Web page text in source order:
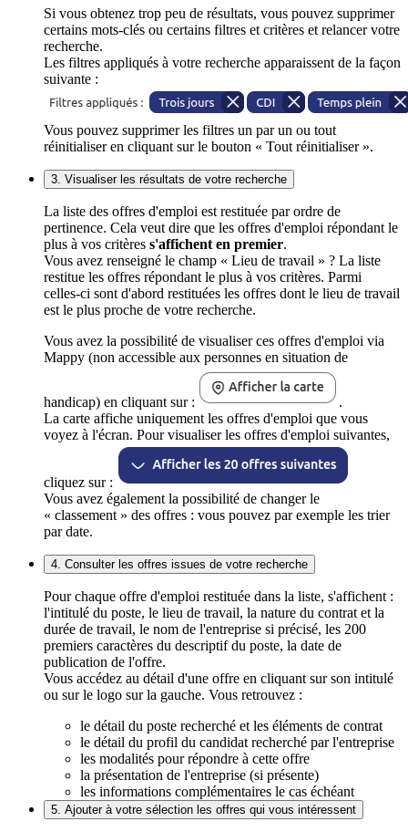
Si vous obtenez trop peu de résultats, vous pouvez supprimer
certains mots-clés ou certains filtres et critères et relancer votre
recherche.
Les filtres appliqués à votre recherche apparaissent de la façon
suivante :
Vous pouvez supprimer les filtres un par un ou tout
réinitialiser en cliquant sur le bouton « Tout réinitialiser ».
3. Visualiser les résultats de votre recherche
La liste des offres d'emploi est restituée par ordre de
pertinence. Cela veut dire que les offres d'emploi répondant le
plus à vos critères s'affichent en premier.
Vous avez renseigné le champ « Lieu de travail » ? La liste
restitue les offres répondant le plus à vos critères. Parmi
celles-ci sont d'abord restituées les offres dont le lieu de travail
est le plus proche de votre recherche.
Vous avez la possibilité de visualiser ces offres d'emploi via
Mappy (non accessible aux personnes en situation de
handicap) en cliquant sur :
.
La carte affiche uniquement les offres d'emploi que vous
voyez à l'écran. Pour visualiser les offres d'emploi suivantes,
cliquez sur :
Vous avez également la possibilité de changer le
« classement » des offres : vous pouvez par exemple les trier
par date.
4. Consulter les offres issues de votre recherche
Pour chaque offre d'emploi restituée dans la liste, s'affichent :
l'intitulé du poste, le lieu de travail, la nature du contrat et la
durée de travail, le nom de l'entreprise si précisé, les 200
premiers caractères du descriptif du poste, la date de
publication de l'offre.
Vous accédez au détail d'une offre en cliquant sur son intitulé
ou sur le logo sur la gauche. Vous retrouvez :
le détail du poste recherché et les éléments de contrat
le détail du profil du candidat recherché par l'entreprise
les modalités pour répondre à cette offre
la présentation de l'entreprise (si présente)
les informations complémentaires le cas échéant
5. Ajouter à votre sélection les offres qui vous intéressent